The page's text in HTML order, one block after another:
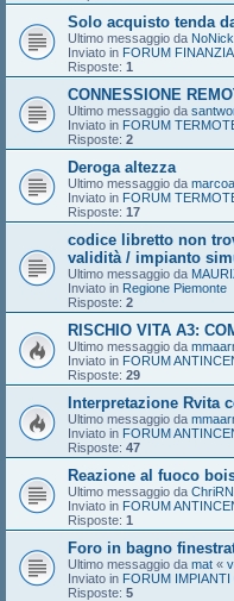
Solo acquisto tenda
Ultimo messaggio da
Inviato in FORUM
Risposte: 1
CONNESSIONE
Ultimo messaggio da
Inviato in FORUM
Risposte: 2
Deroga altezza
Ultimo messaggio da
Inviato in FORUM
Risposte: 17
codice libretto non
validità / impianto
Ultimo messaggio da
Inviato in Regione Piemonte
Risposte: 2
RISCHIO VITA A3:
Ultimo messaggio da
Inviato in FORUM
Risposte: 29
Interpretazione Rvita
Ultimo messaggio da
Inviato in FORUM
Risposte: 47
Reazione al fuoco
Ultimo messaggio da ChriRN
Inviato in FORUM
Risposte: 1
Foro in bagno
Ultimo messaggio da mat «
Inviato in FORUM IMPIANTI
Risposte: 5